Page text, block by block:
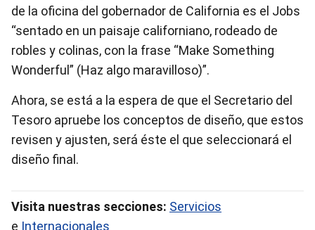
de la oficina del gobernador de California es el Jobs
“sentado en un paisaje californiano, rodeado de
robles y colinas, con la frase “Make Something
Wonderful” (Haz algo maravilloso)”.
Ahora, se está a la espera de que el Secretario del
Tesoro apruebe los conceptos de diseño, que estos
revisen y ajusten, será éste el que seleccionará el
diseño final.
Visita nuestras secciones: Servicios
e Internacionales